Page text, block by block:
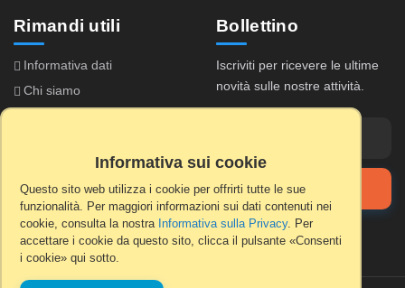
Informativa sui cookie
Questo sito web utilizza i cookie per offrirti tutte le sue
funzionalità. Per maggiori informazioni sui dati contenuti nei
cookie, consulta la nostra Informativa sulla Privacy. Per
accettare i cookie da questo sito, clicca il pulsante «Consenti
i cookie» qui sotto.
Rimandi utili
Informativa dati
Chi siamo
Registrazione licenza
Bollettino
Iscriviti per ricevere le ultime
novità sulle nostre attività.
Iscriviti